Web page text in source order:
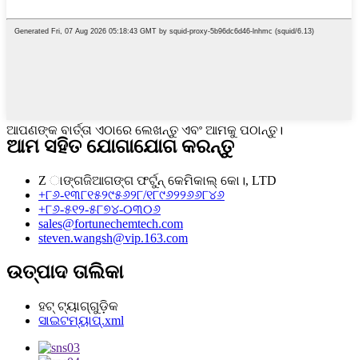
ଆପଣଙ୍କ ବାର୍ତ୍ତା ଏଠାରେ ଲେଖନ୍ତୁ ଏବଂ ଆମକୁ ପଠାନ୍ତୁ।
ଆମ ସହିତ ଯୋଗାଯୋଗ କରନ୍ତୁ
Z ାଙ୍ଗଜିଆଗଙ୍ଗ ଫର୍ଟୁନ୍ କେମିକାଲ୍ କୋ।, LTD
+୮୬-୧୩୮୧୫୨୯୫୬୨୮/୧୮୯୬୨୨୬୬୮୪୬
+୮୬-୫୧୨-୫୮୭୪-୦୩୦୬
sales@fortunechemtech.com
steven.wangsh@vip.163.com
ଉତ୍ପାଦ ତାଲିକା
ହଟ୍ ଟ୍ୟାଗ୍‌ଗୁଡ଼ିକ
ସାଇଟମ୍ୟାପ୍.xml